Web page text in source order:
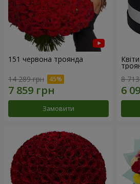
151 червона троянда
14 289 грн
Замовити
8